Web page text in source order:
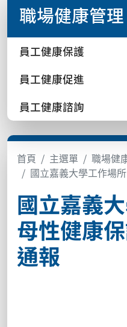
職場健康管理
員工健康保護
員工健康促進
員工健康諮詢
首頁 主選單 職場健
國立嘉義大學工作場
國立嘉義
母性健康
通報